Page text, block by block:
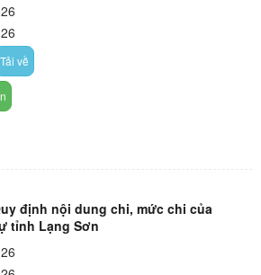
Tải về
định nội dung chi, mức chi của
tỉnh Lạng Sơn